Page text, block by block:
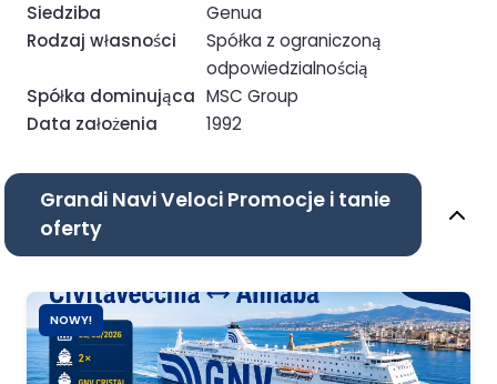
Siedziba
Genua
Rodzaj własności
Spółka z ograniczoną
odpowiedzialnością
Spółka dominująca MSC Group
Data założenia
1992
Grandi Navi Veloci Promocje i tanie
oferty
NOWY!